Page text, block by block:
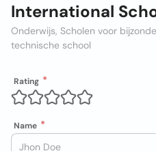
International
Onderwijs, Scholen voor
technische school
Rating
Name